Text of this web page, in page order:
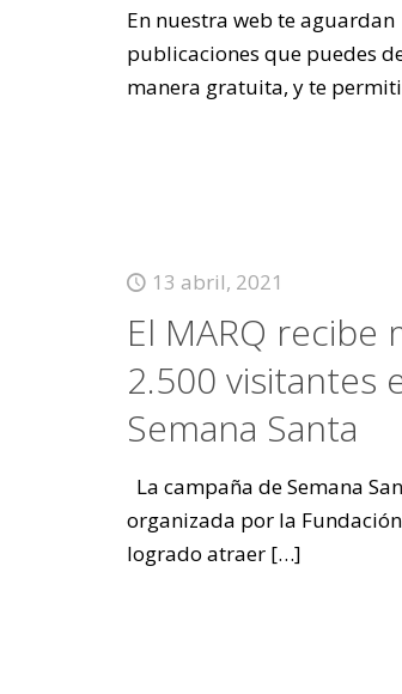
En nuestra web te aguardan
publicaciones que puedes
manera gratuita, y te
13 abril, 2021
El MARQ recibe
2.500 visitantes
Semana Santa
La campaña de Semana
organizada por la Fundación
logrado atraer[…]